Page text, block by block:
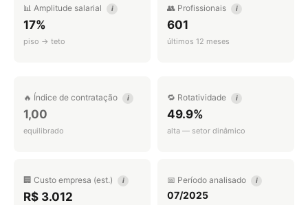
📊 Amplitude salarial i
17%
piso → teto
👥 Profissionais i
601
últimos 12 meses
🔥 Índice de contratação i
1,00
equilibrado
🔁 Rotatividade i
49.9%
alta — setor dinâmico
🏢 Custo empresa (est.) i
R$ 3.012
📅 Período analisado i
07/2025